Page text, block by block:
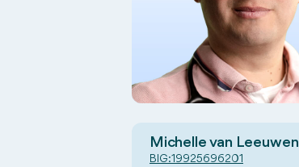
Michelle van Leeuwen
BIG:19925696201